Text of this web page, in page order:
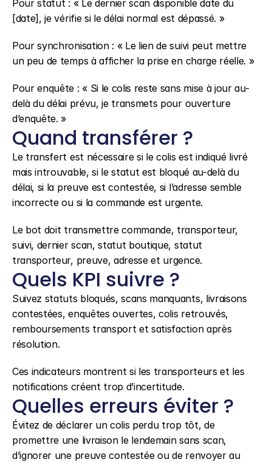
Pour statut : « Le dernier scan disponible date du
[date], je vérifie si le délai normal est dépassé. »
Pour synchronisation : « Le lien de suivi peut mettre
un peu de temps à afficher la prise en charge réelle. »
Pour enquête : « Si le colis reste sans mise à jour au-
delà du délai prévu, je transmets pour ouverture
d’enquête. »
Quand transférer ?
Le transfert est nécessaire si le colis est indiqué livré
mais introuvable, si le statut est bloqué au-delà du
délai, si la preuve est contestée, si l’adresse semble
incorrecte ou si la commande est urgente.
Le bot doit transmettre commande, transporteur,
suivi, dernier scan, statut boutique, statut
transporteur, preuve, adresse et urgence.
Quels KPI suivre ?
Suivez statuts bloqués, scans manquants, livraisons
contestées, enquêtes ouvertes, colis retrouvés,
remboursements transport et satisfaction après
résolution.
Ces indicateurs montrent si les transporteurs et les
notifications créent trop d’incertitude.
Quelles erreurs éviter ?
Évitez de déclarer un colis perdu trop tôt, de
promettre une livraison le lendemain sans scan,
d’ignorer une preuve contestée ou de renvoyer au